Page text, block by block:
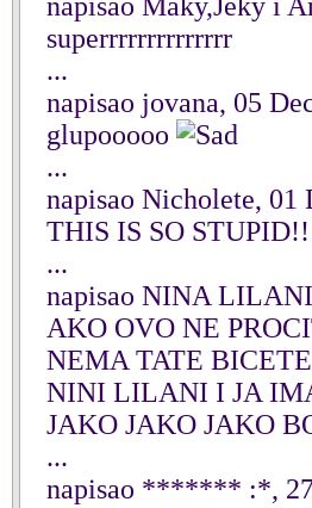
superrrrrrrrrrrrrr
...
napisao jovana, 05
glupooooo
...
napisao Nicholete, 01
THIS IS SO
...
napisao NINA
AKO OVO NE
NEMA TATE
NINI LILANI I JA
JAKO JAKO JAKO
...
napisao ******* :*, 27